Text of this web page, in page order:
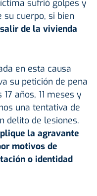
sufrió golpes y
cuerpo, si bien
de la vivienda
en esta causa
su petición de pena
años, 11 meses y
una tentativa de
delito de lesiones.
la agravante
motivos de
o identidad